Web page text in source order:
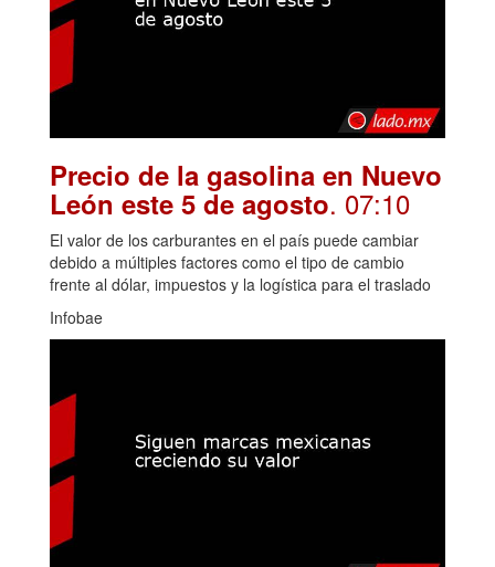
Precio de la gasolina en Nuevo
León este 5 de agosto. 07:10
El valor de los carburantes en el país puede cambiar
debido a múltiples factores como el tipo de cambio
frente al dólar, impuestos y la logística para el traslado
Infobae